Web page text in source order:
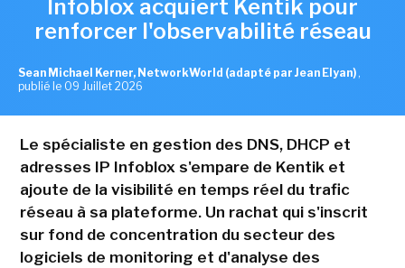
Infoblox acquiert Kentik pour
renforcer l'observabilité réseau
Sean Michael Kerner, NetworkWorld (adapté par Jean Elyan) ,
publié le 09 Juillet 2026
Le spécialiste en gestion des DNS, DHCP et
adresses IP Infoblox s'empare de Kentik et
ajoute de la visibilité en temps réel du trafic
réseau à sa plateforme. Un rachat qui s'inscrit
sur fond de concentration du secteur des
logiciels de monitoring et d'analyse des